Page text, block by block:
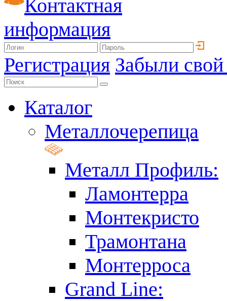
Контактная
информация
Регистрация Забыли
Каталог
Металлочерепица
Металл Профиль:
Ламонтерра
Монтекристо
Трамонтана
Монтерроса
Grand Line: